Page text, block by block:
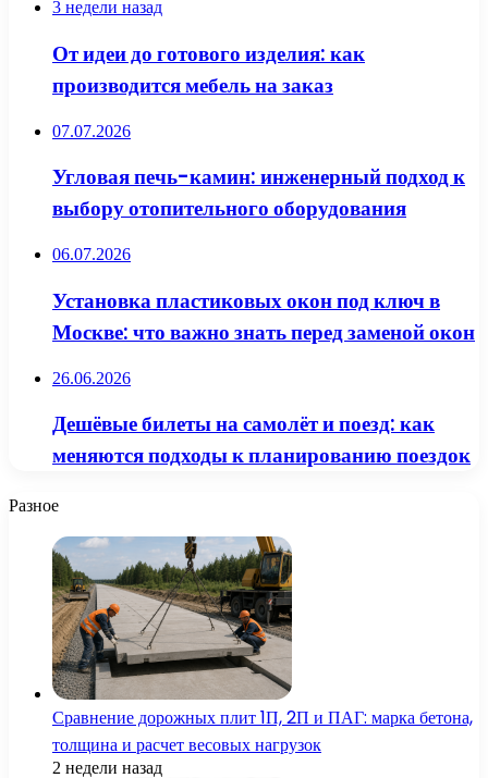
3 недели назад
От идеи до готового изделия: как
производится мебель на заказ
07.07.2026
Угловая печь-камин: инженерный подход к
выбору отопительного оборудования
06.07.2026
Установка пластиковых окон под ключ в
Москве: что важно знать перед заменой окон
26.06.2026
Дешёвые билеты на самолёт и поезд: как
меняются подходы к планированию поездок
Разное
Сравнение дорожных плит 1П, 2П и ПАГ: марка бетона,
толщина и расчет весовых нагрузок
2 недели назад